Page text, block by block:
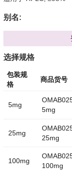
别名:
选择规格
包装规
格
商品货号
5mg
5mg
25mg
25mg
100mg
100mg